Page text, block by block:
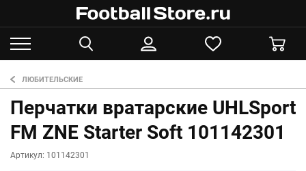
ЛЮБИТЕЛЬСКИЕ
Перчатки вратарские UHLSport
FM ZNE Starter Soft 101142301
Артикул: 101142301